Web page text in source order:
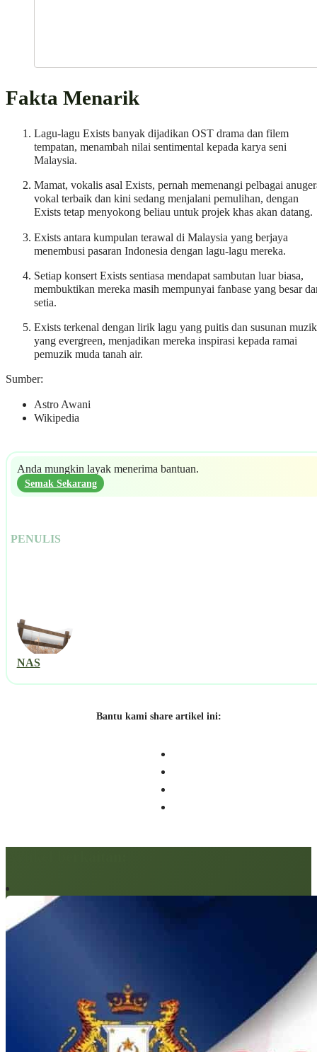
Fakta Menarik
Lagu-lagu Exists banyak dijadikan OST drama dan filem
tempatan, menambah nilai sentimental kepada karya seni
Malaysia.
Mamat, vokalis asal Exists, pernah memenangi pelbagai
vokal terbaik dan kini sedang menjalani pemulihan, dengan
Exists tetap menyokong beliau untuk projek khas akan datang.
Exists antara kumpulan terawal di Malaysia yang berjaya
menembusi pasaran Indonesia dengan lagu-lagu mereka.
Setiap konsert Exists sentiasa mendapat sambutan luar biasa,
membuktikan mereka masih mempunyai fanbase yang besar
setia.
Exists terkenal dengan lirik lagu yang puitis dan susunan muzik
yang evergreen, menjadikan mereka inspirasi kepada ramai
pemuzik muda tanah air.
Sumber:
Astro Awani
Wikipedia
Anda mungkin layak menerima bantuan.
Semak Sekarang
PENULIS
NAS
Bantu kami share artikel ini: